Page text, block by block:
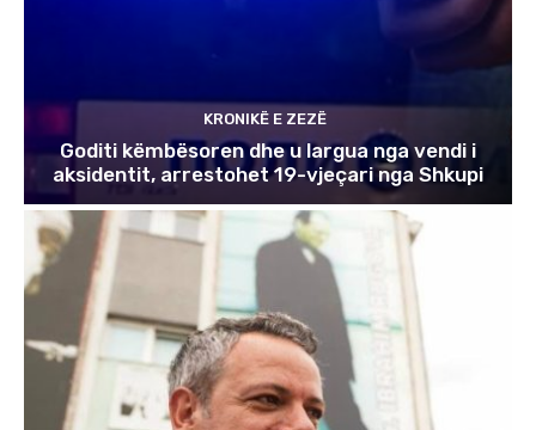
KRONIKË E ZEZË
Goditi këmbësoren dhe u largua nga vendi i
aksidentit, arrestohet 19-vjeçari nga Shkupi